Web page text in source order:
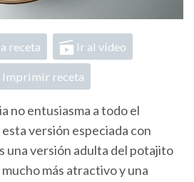
receta Ir al vídeo
Imprimir receta
no entusiasma a todo el
versión especiada con
una versión adulta del potajito
más atractivo y una